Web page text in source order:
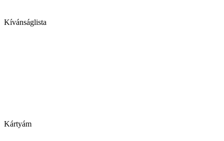
Kívánságlista
Kártyám